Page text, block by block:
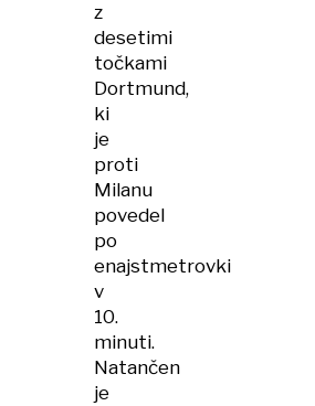
z
desetimi
točkami
Dortmund,
ki
je
proti
Milanu
povedel
po
enajstmetrovki
v
10.
minuti.
Natančen
je